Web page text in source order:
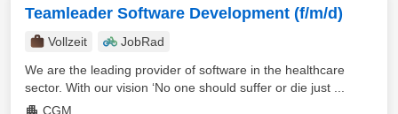
Teamleader Software Development (f/m/d)
Vollzeit
JobRad
We are the leading provider of software in the healthcare
sector. With our vision ‘No one should suffer or die just ...
CGM